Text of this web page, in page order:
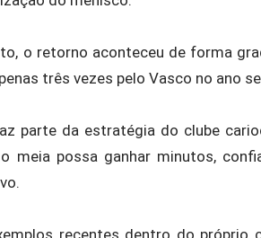
o retorno aconteceu de forma
três vezes pelo Vasco no ano
parte da estratégia do clube
meia possa ganhar minutos,
recentes dentro do próprio